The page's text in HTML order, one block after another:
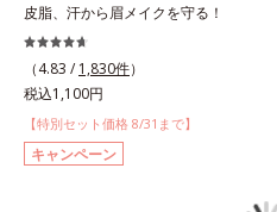
皮脂、汗から眉メイクを守る！
（4.83 / 1,830件）
税込1,100円
【特別セット価格 8/31まで】
キャンペーン